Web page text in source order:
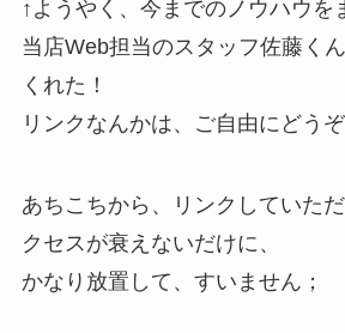
↑ようやく、今までのノウハウを
当店Web担当のスタッフ佐藤く
くれた！
リンクなんかは、ご自由にどう
あちこちから、リンクしていた
クセスが衰えないだけに、
かなり放置して、すいません；